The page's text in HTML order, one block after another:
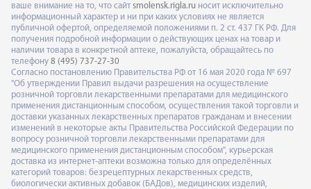
ваше внимание на то, что сайт smolensk.rigla.ru носит исключительно
информационный характер и ни при каких условиях не является
публичной офертой, определяемой положениями п. 2 ст. 437 ГК РФ. Для
получения подробной информации о действующих ценах на товар и
наличии товара в конкретной аптеке, пожалуйста, обращайтесь по
телефону 8 (495) 737-27-30
Согласно постановлению Правительства РФ от 16 мая 2020 года № 697
"Об утверждении Правил выдачи разрешения на осуществление
розничной торговли лекарственными препаратами для медицинского
применения дистанционным способом, осуществления такой торговли и
доставки указанных лекарственных препаратов гражданам и внесении
изменений в некоторые акты Правительства Российской Федерации по
вопросу розничной торговли лекарственными препаратами для
медицинского применения дистанционным способом", курьерская
доставка из интернет-аптеки возможна только для определённых
категорий товаров: безрецептурных лекарственных средств,
биологически активных добавок (БАДов), медицинских изделий,